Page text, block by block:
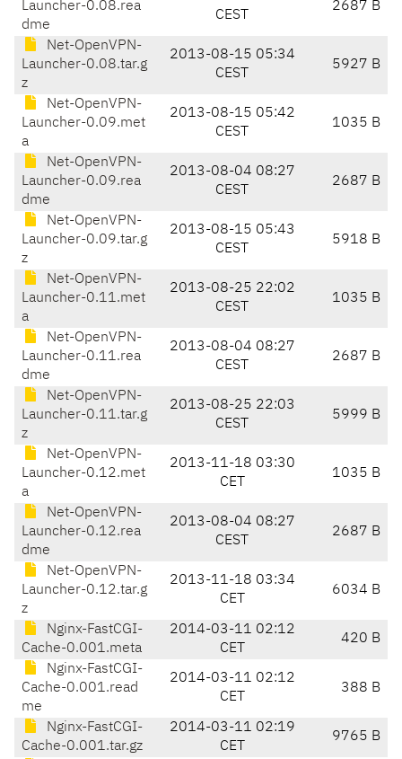
Launcher-0.08.rea
dme
CEST
2687 B
Net-OpenVPN-
Launcher-0.08.tar.g
z
2013-08-15 05:34
CEST
5927 B
Net-OpenVPN-
Launcher-0.09.met
a
2013-08-15 05:42
CEST
1035 B
Net-OpenVPN-
Launcher-0.09.rea
dme
2013-08-04 08:27
CEST
2687 B
Net-OpenVPN-
Launcher-0.09.tar.g
z
2013-08-15 05:43
CEST
5918 B
Net-OpenVPN-
Launcher-0.11.met
a
2013-08-25 22:02
CEST
1035 B
Net-OpenVPN-
Launcher-0.11.rea
dme
2013-08-04 08:27
CEST
2687 B
Net-OpenVPN-
Launcher-0.11.tar.g
z
2013-08-25 22:03
CEST
5999 B
Net-OpenVPN-
Launcher-0.12.met
a
2013-11-18 03:30
CET
1035 B
Net-OpenVPN-
Launcher-0.12.rea
dme
2013-08-04 08:27
CEST
2687 B
Net-OpenVPN-
Launcher-0.12.tar.g
z
2013-11-18 03:34
CET
6034 B
Nginx-FastCGI-
Cache-0.001.meta
2014-03-11 02:12
CET
420 B
Nginx-FastCGI-
Cache-0.001.read
me
2014-03-11 02:12
CET
388 B
Nginx-FastCGI-
Cache-0.001.tar.gz
2014-03-11 02:19
CET
9765 B